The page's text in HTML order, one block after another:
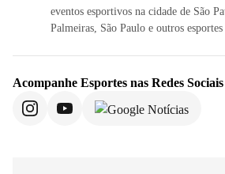
eventos esportivos na cidade de São
Palmeiras, São Paulo e outros
Acompanhe Esportes nas Redes Sociais